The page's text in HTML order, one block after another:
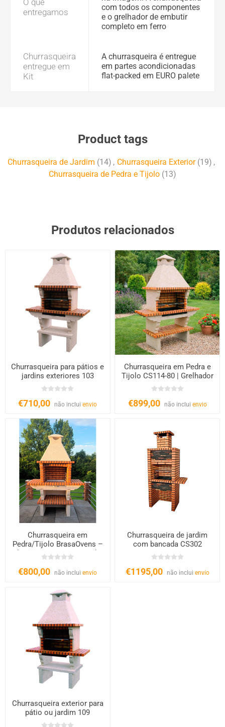
O que
entregamos
com todos os componentes
e o grelhador de embutir
completo em ferro
Churrasqueira
entregue em
Kit
A churrasqueira é entregue
em partes acondicionadas
flat-packed em EURO palete
Product tags
Churrasqueira de Jardim (14) , Churrasqueira Exterior (19) ,
Churrasqueira de Pedra e Tijolo (13)
Produtos relacionados
Churrasqueira para pátios e
jardins exteriores 103
€710,00 não incluienvio
Churrasqueira em Pedra e
Tijolo CS114-80 | Grelhador
XL 80cm
€899,00 não inclui envio
Churrasqueira em
Pedra/Tijolo BrasaOvens –
Churrasqueira Fixa a Lenha
e Carvão 60x40 cm
€800,00 não incluienvio
Churrasqueira de jardim
com bancada CS302
€1195,00 não inclui envio
Churrasqueira exterior para
pátio ou jardim 109